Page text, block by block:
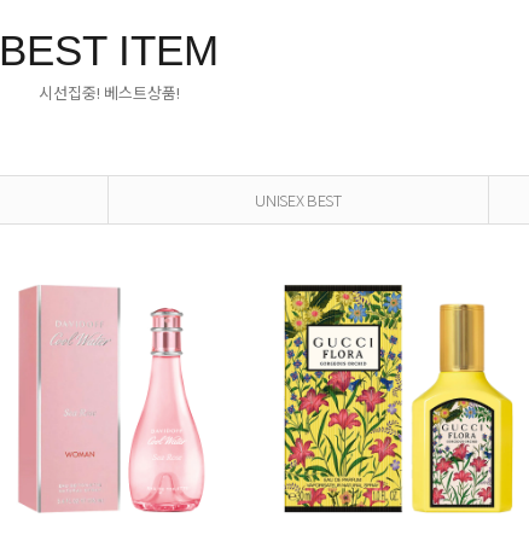
BEST ITEM
시선집중! 베스트상품!
UNISEX BEST